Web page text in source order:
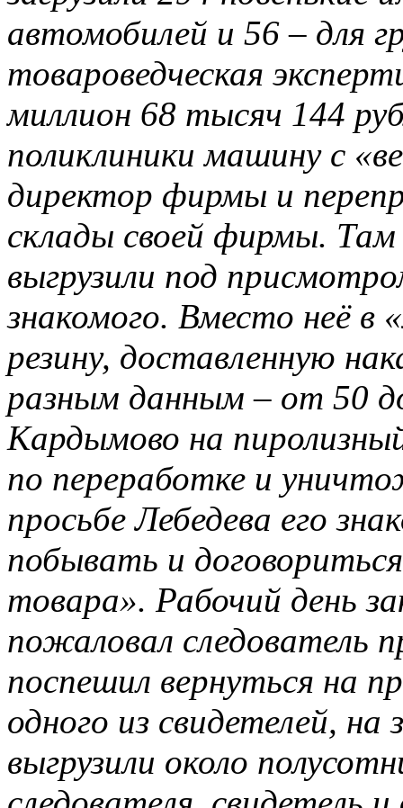
автомобилей и 56 – для
товароведческая
миллион 68 тысяч 144
поликлиники машину с
директор фирмы и
склады своей фирмы. Там
выгрузили под
знакомого. Вместо неё в
резину, доставленную
разным данным – от 50
Кардымово на
по переработке и
просьбе Лебедева его
побывать и
товара». Рабочий день
пожаловал следователь
поспешил вернуться на
одного из свидетелей, на
выгрузили около